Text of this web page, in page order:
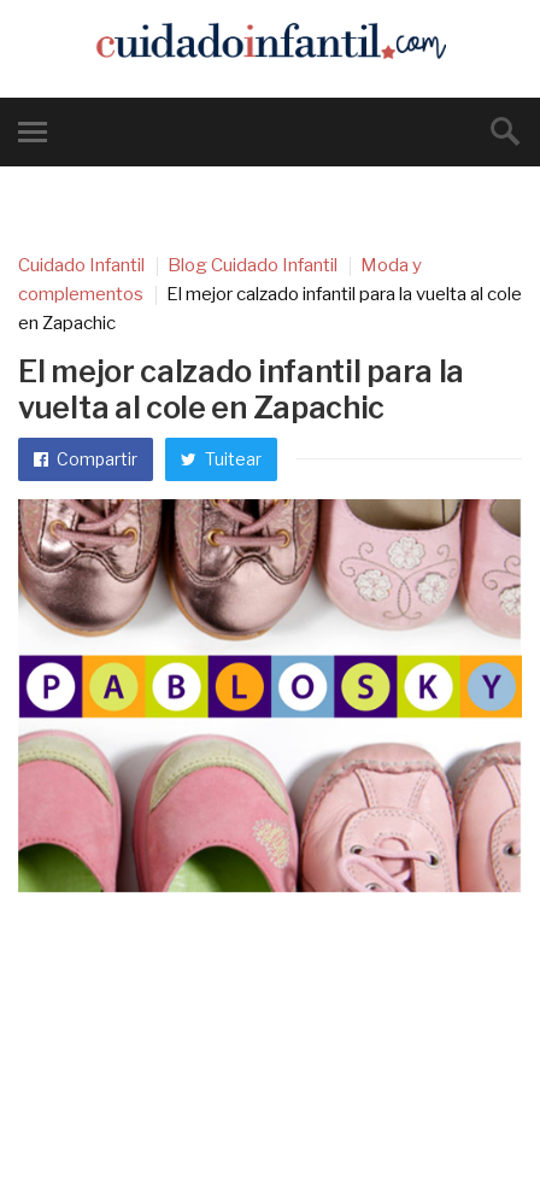
Cuidado Infantil Blog Cuidado Infantil
Moda y
complementos
El mejor calzado infantil para la vuelta al cole
en Zapachic
El mejor calzado infantil para la
vuelta al cole en Zapachic
Compartir Tuitear